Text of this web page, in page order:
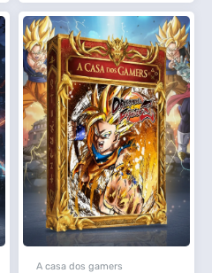
A casa dos gamers